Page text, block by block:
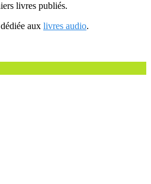
livres publiés.
aux livres audio.